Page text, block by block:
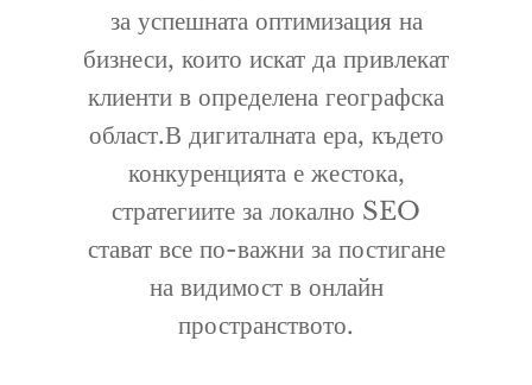
за успешната оптимизация на
бизнеси, които искат да привлекат
клиенти в определена географска
област.В дигиталната ера, където
конкуренцията е жестока,
стратегиите за локално SEO
стават все по-важни за постигане
на видимост в онлайн
пространството.